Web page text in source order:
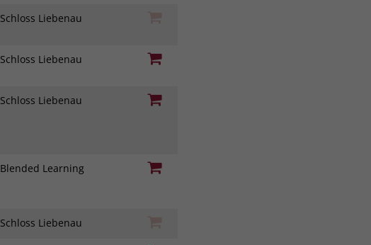
Schloss Liebenau
Schloss Liebenau
Schloss Liebenau
Blended Learning
Schloss Liebenau